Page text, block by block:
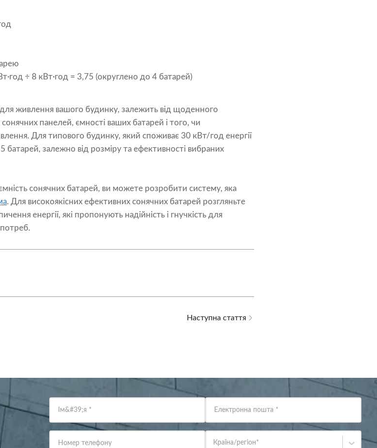
÷ 8 кВт·год = 3,75 (округлено до 4 батарей)
для живлення вашого будинку, залежить від щоденного
панелей, ємності ваших батарей і того, чи
Для типового будинку, який споживає 30 кВт/год енергії
залежно від розміру та ефективності вибраних
сонячних батарей, ви можете розробити систему, яка
. Для високоякісних ефективних сонячних батарей розгляньте
енергії, які пропонують надійність і гнучкість для
Наступна стаття
Ім&#39;я * Електронна пошта *
Номер телефону Країна/регіон*